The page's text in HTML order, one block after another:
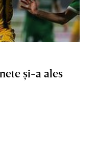
şi-a ales